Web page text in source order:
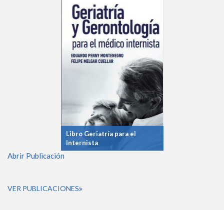
Libro Geriatría para el
Internista
Abrir Publicación
VER PUBLICACIONES